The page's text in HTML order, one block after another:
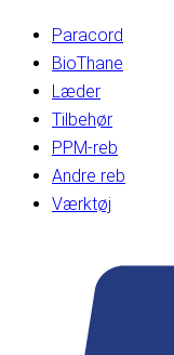
Paracord
BioThane
Læder
Tilbehør
PPM-reb
Andre reb
Værktøj